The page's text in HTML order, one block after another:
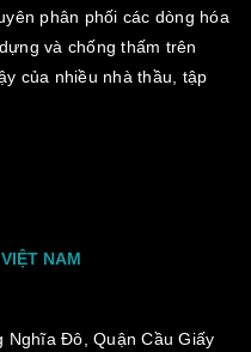
phân phối các dòng hóa
và chống thấm trên
của nhiều nhà thầu, tập
NAM
Nghĩa Đô, Quận Cầu Giấy